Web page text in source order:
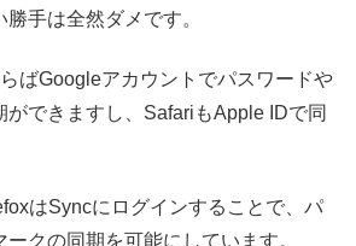
手は全然ダメです。
ばGoogleアカウントでパスワードや
ができますし、SafariもApple IDで同
はSyncにログインすることで、パ
クの同期を可能にしています。